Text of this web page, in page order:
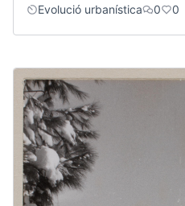
Evolució urbanística
0 0